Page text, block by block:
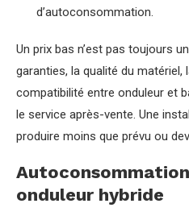
d’autoconsommation.
Un prix bas n’est pas toujours
garanties, la qualité du matériel,
compatibilité entre onduleur et
le service après-vente. Une
produire moins que prévu ou
onduleur hybride